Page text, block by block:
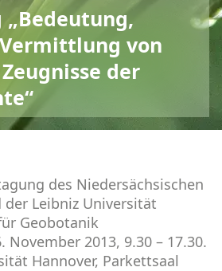
von
der
des Niedersächsischen
Leibniz Universität
Geobotanik
November 2013, 9.30 – 17.30.
Hannover, Parkettsaal